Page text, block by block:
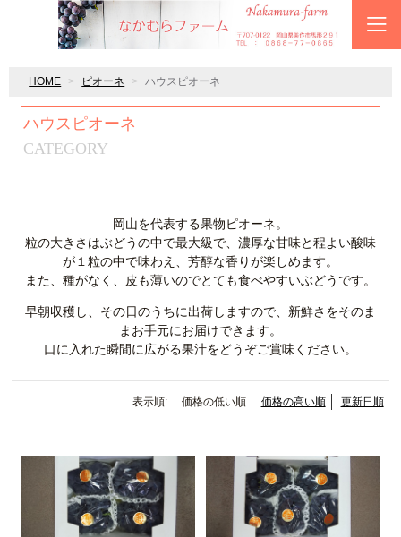
HOME ピオーネ ハウスピオーネ
CATEGORY
ハウスピオーネ
岡山を代表する果物ピオーネ。
粒の大きさはぶどうの中で最大級で、濃厚な甘味と程よい酸味
が１粒の中で味わえ、芳醇な香りが楽しめます。
また、種がなく、皮も薄いのでとても食べやすいぶどうです。
早朝収穫し、その日のうちに出荷しますので、新鮮さをそのま
まお手元にお届けできます。
口に入れた瞬間に広がる果汁をどうぞご賞味ください。
表示順: 価格の低い順 価格の高い順 更新日順